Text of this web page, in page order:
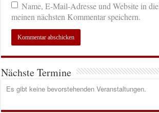
Name, E-Mail-Adresse und Website in
meinen nächsten Kommentar speichern.
Nächste Termine
Es gibt keine bevorstehenden Veranstaltungen.